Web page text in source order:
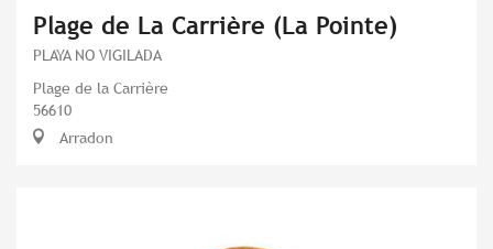
Plage de La Carrière (La Pointe)
PLAYA NO VIGILADA
Plage de la Carrière
56610
Arradon